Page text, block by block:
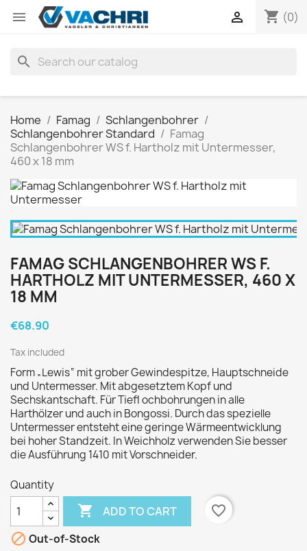
 shopping_cart (0)

search
Home Famag
Schlangenbohrer
Schlangenbohrer Standard
Famag
Schlangenbohrer WS f. Hartholz mit Untermesser,
460 x 18 mm
FAMAG SCHLANGENBOHRER WS F.
HARTHOLZ MIT UNTERMESSER, 460 X
18 MM
€68.90
Tax included
Form „Lewis“ mit grober Gewindespitze, Hauptschneide
und Untermesser. Mit abgesetztem Kopf und
Sechskantschaft. Für Tiefl ochbohrungen in alle
Harthölzer und auch in Bongossi. Durch das spezielle
Untermesser entsteht eine geringe Wärmeentwicklung
bei hoher Standzeit. In Weichholz verwenden Sie besser
die Ausführung 1410 mit Vorschneider.
Quantity
 ADD TO CART
favorite_border
 Out-of-Stock